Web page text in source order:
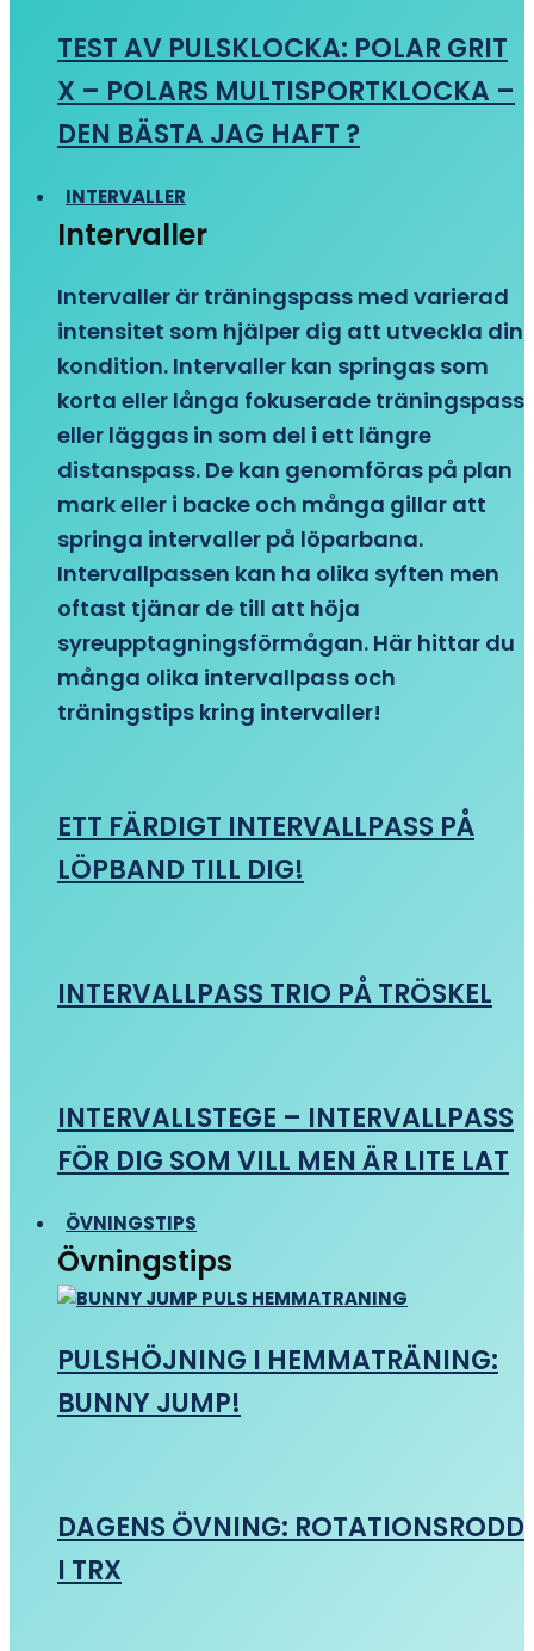
TEST AV PULSKLOCKA: POLAR GRIT
X – POLARS MULTISPORTKLOCKA –
DEN BÄSTA JAG HAFT ?
INTERVALLER
Intervaller
Intervaller är träningspass med varierad
intensitet som hjälper dig att utveckla din
kondition. Intervaller kan springas som
korta eller långa fokuserade träningspass
eller läggas in som del i ett längre
distanspass. De kan genomföras på plan
mark eller i backe och många gillar att
springa intervaller på löparbana.
Intervallpassen kan ha olika syften men
oftast tjänar de till att höja
syreupptagningsförmågan. Här hittar du
många olika intervallpass och
träningstips kring intervaller!
ETT FÄRDIGT INTERVALLPASS PÅ
LÖPBAND TILL DIG!
INTERVALLPASS TRIO PÅ TRÖSKEL
INTERVALLSTEGE – INTERVALLPASS
FÖR DIG SOM VILL MEN ÄR LITE LAT
ÖVNINGSTIPS
Övningstips
PULSHÖJNING I HEMMATRÄNING:
BUNNY JUMP!
DAGENS ÖVNING: ROTATIONSRODD
I TRX